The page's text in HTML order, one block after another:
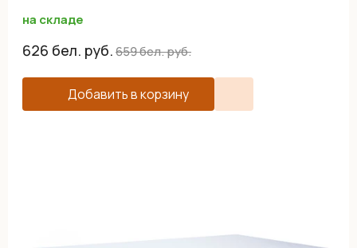
на складе
626 бел. руб.659бел. руб.
Добавить в корзину